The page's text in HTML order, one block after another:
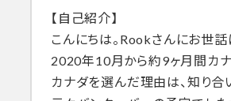
【自己紹介】
こんにちは。Rookさんにお世話
2020年10月から約9ヶ月間カナ
カナダを選んだ理由は、知り合